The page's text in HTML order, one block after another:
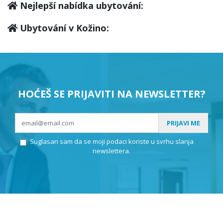
Nejlepší nabídka ubytování:
Ubytování v Kožino:
HOĆEŠ SE PRIJAVITI NA NEWSLETTER?
PRIJAVI ME
Suglasan sam da se moji podaci koriste u svrhu slanja
newslettera.